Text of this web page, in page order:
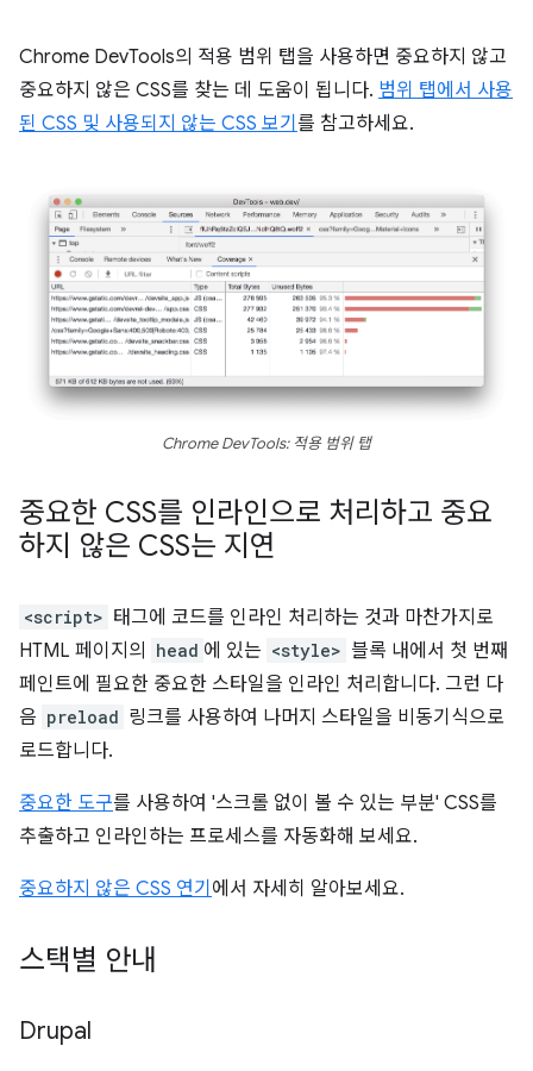
Chrome DevTools의 적용 범위 탭을 사용하면 중요하지 않고
중요하지 않은 CSS를 찾는 데 도움이 됩니다. 범위 탭에서 사용
된 CSS 및 사용되지 않는 CSS 보기 를 참고하세요.
Chrome DevTools: 적용 범위 탭
중요한 CSS를 인라인으로 처리하고 중요
하지 않은 CSS는 지연
<script> 태그에 코드를 인라인 처리하는 것과 마찬가지로
HTML 페이지의
head 에 있는 <style> 블록 내에서 첫 번째
페인트에 필요한 중요한 스타일을 인라인 처리합니다. 그런 다
음 preload 링크를 사용하여 나머지 스타일을 비동기식으로
로드합니다.
중요한 도구를 사용하여 '스크롤 없이 볼 수 있는 부분' CSS를
추출하고 인라인하는 프로세스를 자동화해 보세요.
중요하지 않은 CSS 연기 에서 자세히 알아보세요.
스택별 안내
Drupal